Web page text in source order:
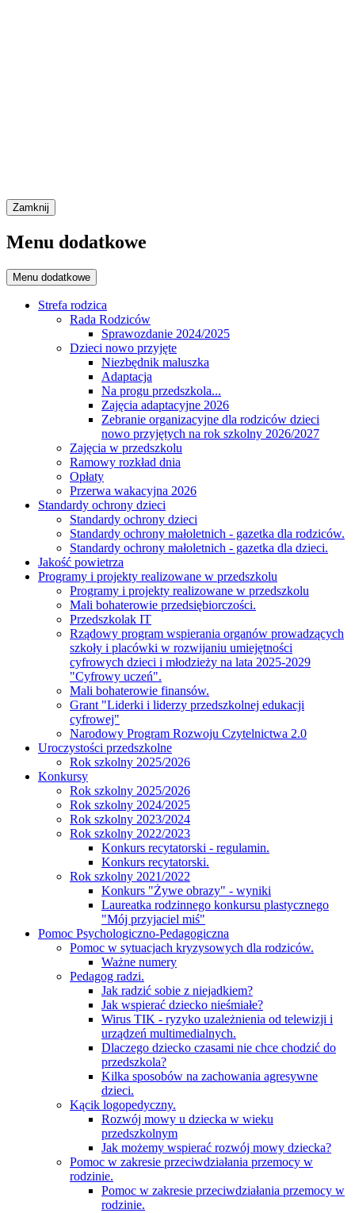
Zamknij
Menu dodatkowe
Menu dodatkowe
Strefa rodzica
Rada Rodziców
Sprawozdanie 2024/2025
Dzieci nowo przyjęte
Niezbędnik maluszka
Adaptacja
Na progu przedszkola...
Zajęcia adaptacyjne 2026
Zebranie organizacyjne dla rodziców dzieci
nowo przyjętych na rok szkolny 2026/2027
Zajęcia w przedszkolu
Ramowy rozkład dnia
Opłaty
Przerwa wakacyjna 2026
Standardy ochrony dzieci
Standardy ochrony dzieci
Standardy ochrony małoletnich - gazetka dla rodziców.
Standardy ochrony małoletnich - gazetka dla dzieci.
Jakość powietrza
Programy i projekty realizowane w przedszkolu
Programy i projekty realizowane w przedszkolu
Mali bohaterowie przedsiębiorczości.
Przedszkolak IT
Rządowy program wspierania organów prowadzących
szkoły i placówki w rozwijaniu umiejętności
cyfrowych dzieci i młodzieży na lata 2025-2029
"Cyfrowy uczeń".
Mali bohaterowie finansów.
Grant "Liderki i liderzy przedszkolnej edukacji
cyfrowej"
Narodowy Program Rozwoju Czytelnictwa 2.0
Uroczystości przedszkolne
Rok szkolny 2025/2026
Konkursy
Rok szkolny 2025/2026
Rok szkolny 2024/2025
Rok szkolny 2023/2024
Rok szkolny 2022/2023
Konkurs recytatorski - regulamin.
Konkurs recytatorski.
Rok szkolny 2021/2022
Konkurs "Żywe obrazy" - wyniki
Laureatka rodzinnego konkursu plastycznego
"Mój przyjaciel miś"
Pomoc Psychologiczno-Pedagogiczna
Pomoc w sytuacjach kryzysowych dla rodziców.
Ważne numery
Pedagog radzi.
Jak radzić sobie z niejadkiem?
Jak wspierać dziecko nieśmiałe?
Wirus TIK - ryzyko uzależnienia od telewizji i
urządzeń multimedialnych.
Dlaczego dziecko czasami nie chce chodzić do
przedszkola?
Kilka sposobów na zachowania agresywne
dzieci.
Kącik logopedyczny.
Rozwój mowy u dziecka w wieku
przedszkolnym
Jak możemy wspierać rozwój mowy dziecka?
Pomoc w zakresie przeciwdziałania przemocy w
rodzinie.
Pomoc w zakresie przeciwdziałania przemocy w
rodzinie.